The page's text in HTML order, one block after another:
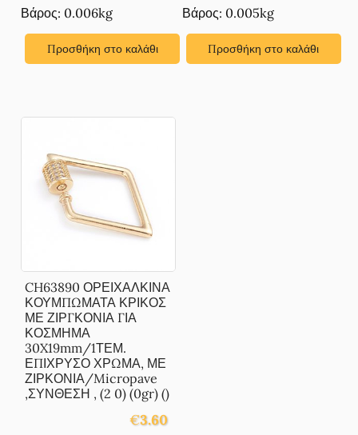
Βάρος: 0.006kg
Προσθήκη στο καλάθι
Βάρος: 0.005kg
Προσθήκη στο καλάθι
CH63890 ΟΡΕΙΧΑΛΚΙΝΑ
ΚΟΥΜΠΩΜΑΤΑ ΚΡΙΚΟΣ
ΜΕ ΖΙΡΓΚΟΝΙΑ ΓΙΑ
ΚΟΣΜΗΜΑ
30X19mm/1ΤΕΜ.
ΕΠΙΧΡΥΣΟ ΧΡΩΜΑ, ΜΕ
ΖΙΡΚΟΝΙΑ/Micropave
,ΣΥΝΘΕΣΗ , (2 0) (0gr) ()
€3.60